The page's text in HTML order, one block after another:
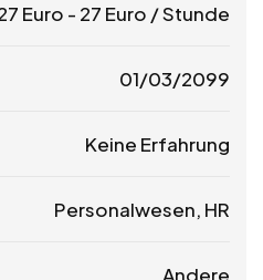
Euro - 27 Euro / Stunde
01/03/2099
Keine Erfahrung
Personalwesen, HR
Andere